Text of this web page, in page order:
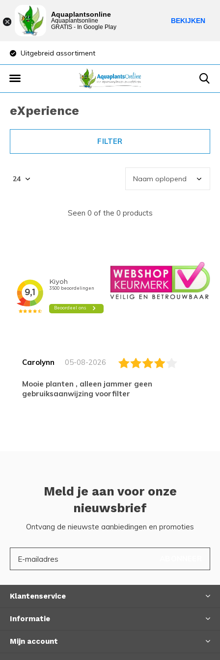
Uitgebreid assortiment
eXperience
FILTER
Seen 0 of the 0 products
Carolynn 05-08-2026
Mooie planten , alleen jammer geen
gebruiksaanwijzing voorfilter
Meld je aan voor onze
nieuwsbrief
Ontvang de nieuwste aanbiedingen en promoties
Klantenservice
Informatie
Mijn account
Aquaplantsonline
Aquaplantsonline
GRATIS - In Google Play
BEKIJKEN